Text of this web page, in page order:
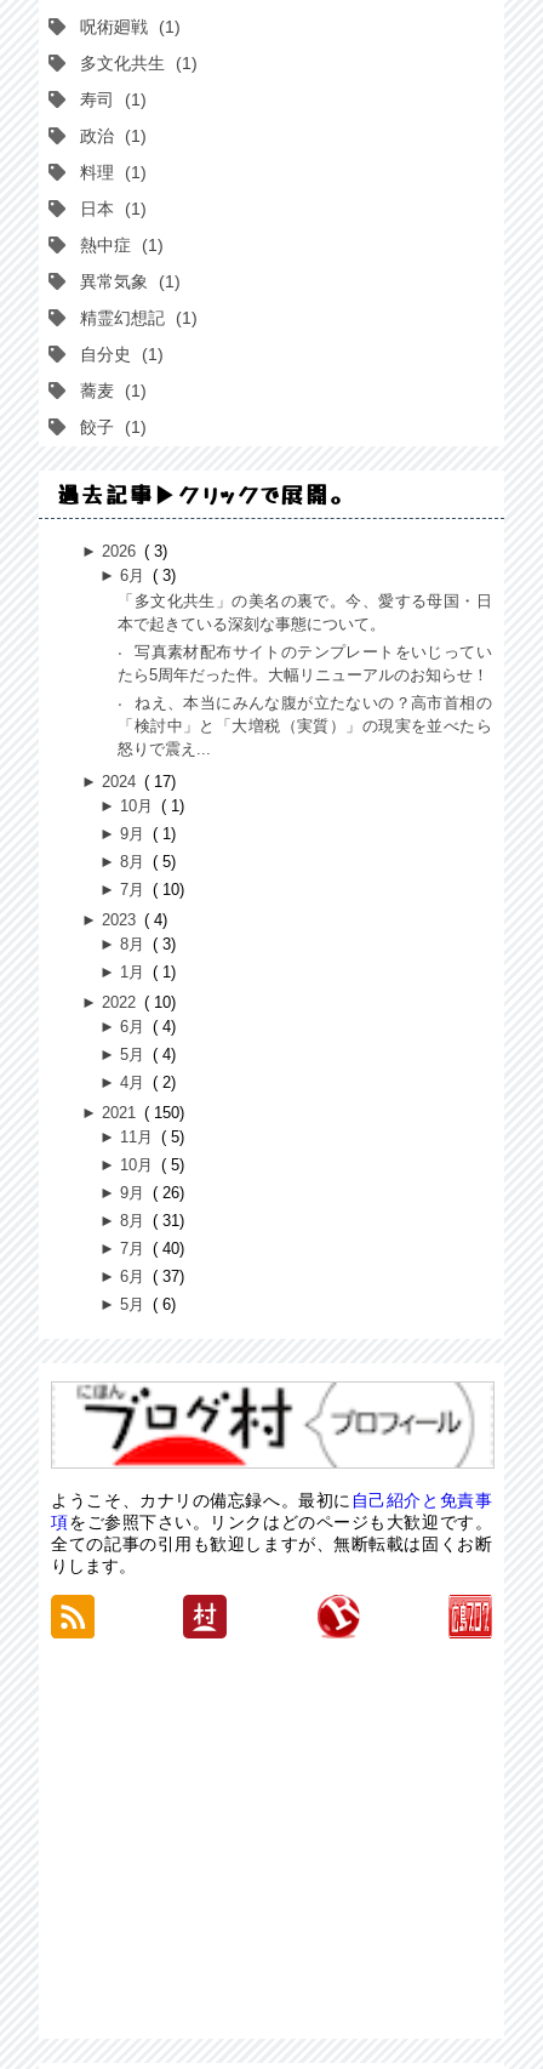
呪術廻戦
1
多文化共生
1
寿司
1
政治
1
料理
1
日本
1
熱中症
1
異常気象
1
精霊幻想記
1
自分史
1
蕎麦
1
餃子
1
過去記事▶クリックで展開。
►2026
3
►6月
3
「多文化共生」の美名の裏で。今、愛する母国・日
本で起きている深刻な事態について。
写真素材配布サイトのテンプレートをいじってい
たら5周年だった件。大幅リニューアルのお知らせ！
ねえ、本当にみんな腹が立たないの？高市首相の
「検討中」と「大増税（実質）」の現実を並べたら
怒りで震え...
►2024
17
► 10月
1
►9月
1
►8月
5
►7月
10
►2023
4
►8月
3
► 1月
1
►2022
10
►6月
4
►5月
4
►4月
2
►2021
150
► 11月
5
► 10月
5
►9月
26
►8月
31
►7月
40
►6月
37
►5月 6
ようこそ、カナリの備忘録へ。最初に 自己紹介と免責事
項をご参照下さい。リンクはどのページも大歓迎です。
全ての記事の引用も歓迎しますが、無断転載は固くお断
りします。